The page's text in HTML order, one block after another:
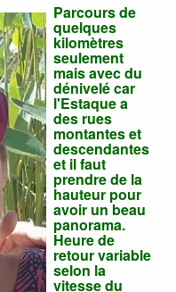
Parcours de
quelques
kilomètres
seulement
mais avec du
dénivelé car
l'Estaque a
des rues
montantes et
descendantes
et il faut
prendre de la
hauteur pour
avoir un beau
panorama.
Heure de
retour variable
selon la
vitesse du